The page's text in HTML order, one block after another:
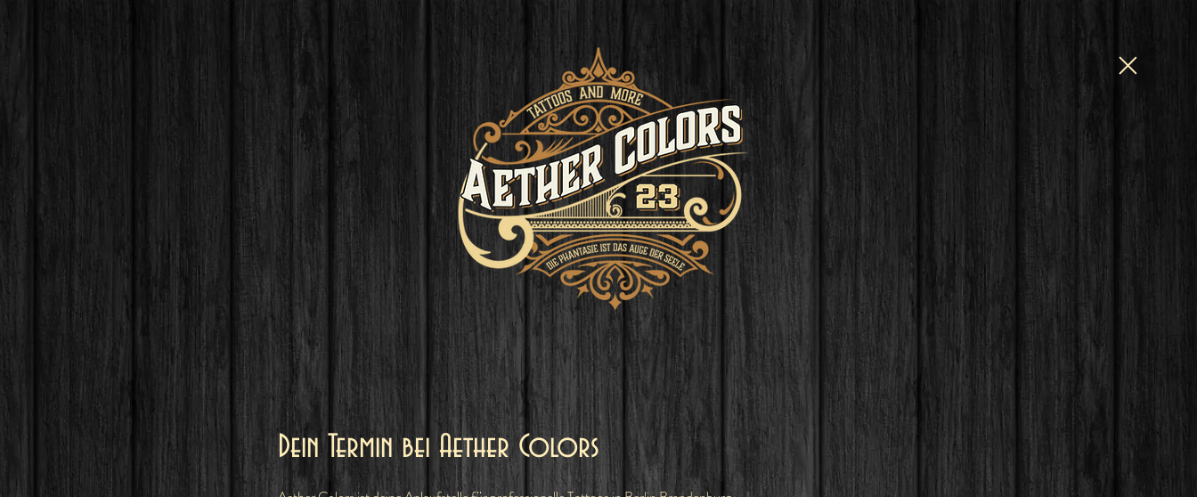
Dein Termin bei Aether Colors